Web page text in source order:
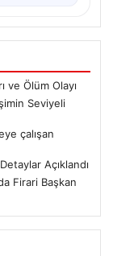
ve Ölüm Olayı
Seviyeli
çalışan
Açıklandı
Firari Başkan